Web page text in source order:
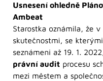
Usnesení ohledně
Ambeat
Starostka oznámila, že
skutečnostmi, se
seznámeni až 19. 1.
právní audit procesu
mezi městem a